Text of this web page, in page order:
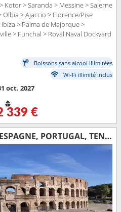
Kotor > Saranda > Messine > Salerne
Olbia > Ajaccio > Florence/Pise
> Palma de Majorque >
> Funchal > Royal Naval Dockyard
Boissons sans alcool illimitées
Wi-Fi illimité inclus
oct. 2027
339 €
MALTE, TUNISIE, ITALIE, ESPAGNE, PORTUGAL, TENERIFE, MAJORQUE, PORTO RICO, ÉTATS-UNIS, CAÏMANS (ÎLES), COLOMBIE, COSTA RICA, NICARAGUA, GUATEMALA, MEXIQUE